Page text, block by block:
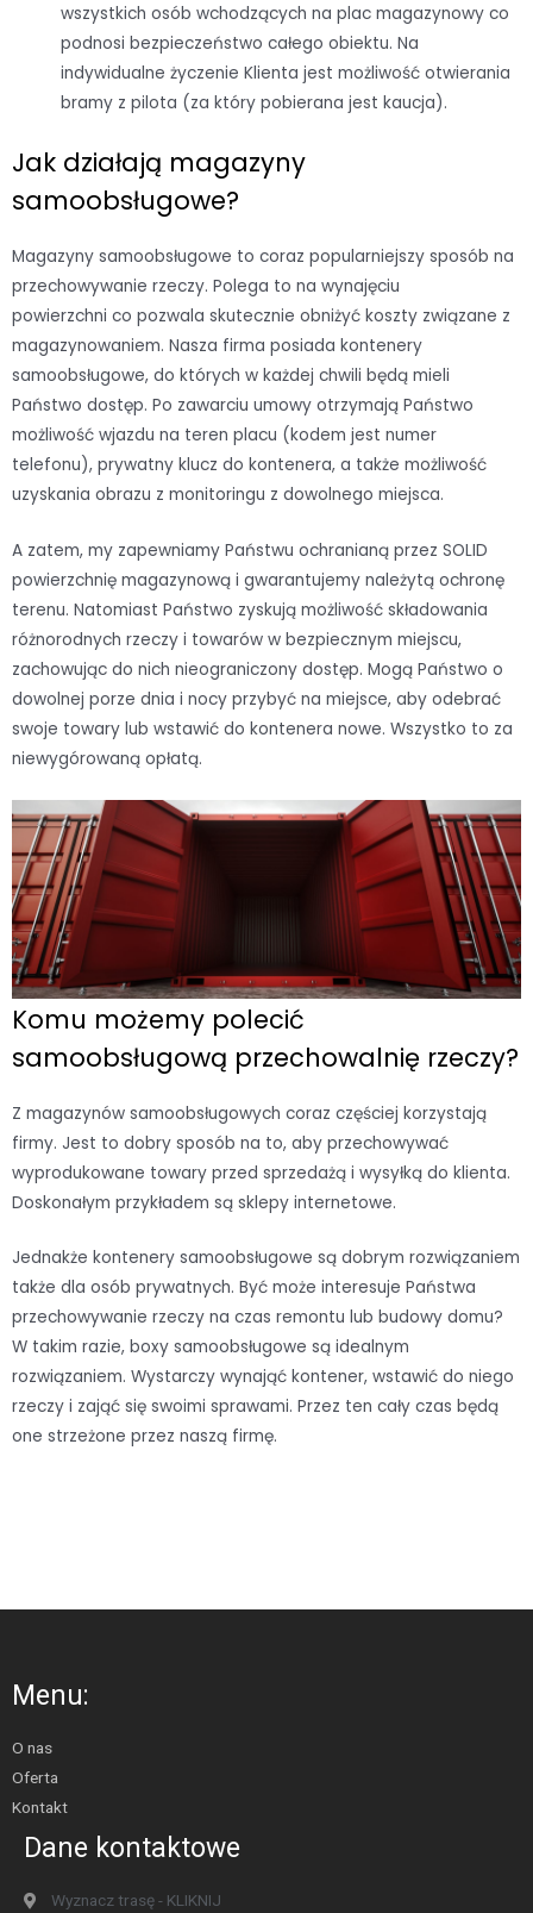
wszystkich osób wchodzących na plac magazynowy co
podnosi bezpieczeństwo całego obiektu. Na
indywidualne życzenie Klienta jest możliwość otwierania
bramy z pilota (za który pobierana jest kaucja).
Jak działają magazyny
samoobsługowe?
Magazyny samoobsługowe to coraz popularniejszy sposób na
przechowywanie rzeczy. Polega to na wynajęciu
powierzchni co pozwala skutecznie obniżyć koszty związane z
magazynowaniem. Nasza firma posiada kontenery
samoobsługowe, do których w każdej chwili będą mieli
Państwo dostęp. Po zawarciu umowy otrzymają Państwo
możliwość wjazdu na teren placu (kodem jest numer
telefonu), prywatny klucz do kontenera, a także możliwość
uzyskania obrazu z monitoringu z dowolnego miejsca.
A zatem, my zapewniamy Państwu ochranianą przez SOLID
powierzchnię magazynową i gwarantujemy należytą ochronę
terenu. Natomiast Państwo zyskują możliwość składowania
różnorodnych rzeczy i towarów w bezpiecznym miejscu,
zachowując do nich nieograniczony dostęp. Mogą Państwo o
dowolnej porze dnia i nocy przybyć na miejsce, aby odebrać
swoje towary lub wstawić do kontenera nowe. Wszystko to za
niewygórowaną opłatą.
Komu możemy polecić
samoobsługową przechowalnię rzeczy?
Z magazynów samoobsługowych coraz częściej korzystają
firmy. Jest to dobry sposób na to, aby przechowywać
wyprodukowane towary przed sprzedażą i wysyłką do klienta.
Doskonałym przykładem są sklepy internetowe.
Jednakże kontenery samoobsługowe są dobrym rozwiązaniem
także dla osób prywatnych. Być może interesuje Państwa
przechowywanie rzeczy na czas remontu lub budowy domu?
W takim razie, boxy samoobsługowe są idealnym
rozwiązaniem. Wystarczy wynająć kontener, wstawić do niego
rzeczy i zająć się swoimi sprawami. Przez ten cały czas będą
one strzeżone przez naszą firmę.
Menu:
O nas
Oferta
Kontakt
Dane kontaktowe
Wyznacz trasę - KLIKNIJ